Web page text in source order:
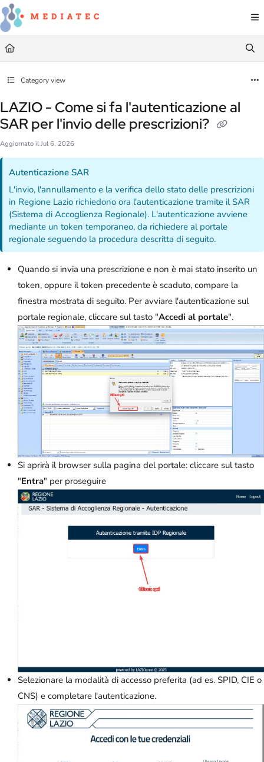
Documentation Index
Fetch the complete documentation index at:
Use this file to discover all available pages before exploring further.
Category view
LAZIO - Come si fa l'autenticazione al
SAR per l'invio delle prescrizioni?
Aggiornato il Jul 6, 2026
Autenticazione SAR
L'invio, l'annullamento e la verifica dello stato delle prescrizioni
in Regione Lazio richiedono ora l'autenticazione tramite il SAR
(Sistema di Accoglienza Regionale). L'autenticazione avviene
mediante un token temporaneo, da richiedere al portale
regionale seguendo la procedura descritta di seguito.
Quando si invia una prescrizione e non è mai stato inserito un
token, oppure il token precedente è scaduto, compare la
finestra mostrata di seguito. Per avviare l'autenticazione sul
portale regionale, cliccare sul tasto "Accedi al portale".
Si aprirà il browser sulla pagina del portale: cliccare sul tasto
"Entra" per proseguire
Selezionare la modalità di accesso preferita (ad es. SPID, CIE o
CNS) e completare l'autenticazione.